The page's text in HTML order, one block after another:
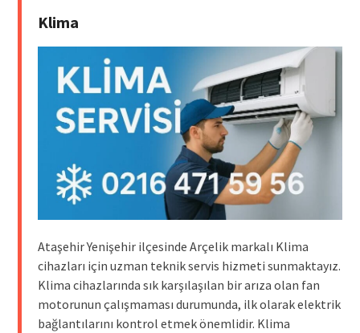
Klima
Ataşehir Yenişehir ilçesinde Arçelik markalı Klima
cihazları için uzman teknik servis hizmeti sunmaktayız.
Klima cihazlarında sık karşılaşılan bir arıza olan fan
motorunun çalışmaması durumunda, ilk olarak elektrik
bağlantılarını kontrol etmek önemlidir. Klima